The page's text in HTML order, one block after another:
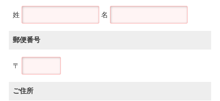
姓 名
郵便番号
〒
ご住所